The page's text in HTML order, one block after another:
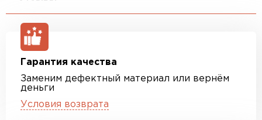
Гарантия качества
Заменим дефектный материал или вернём
деньги
Условия возврата